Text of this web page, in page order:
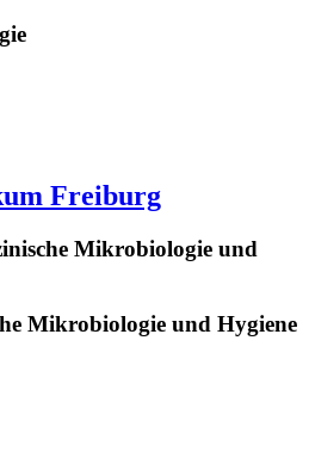
Freiburg
Mikrobiologie und
Mikrobiologie und Hygiene